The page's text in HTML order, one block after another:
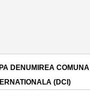
DENUMIREA COMUNA
(DCI)